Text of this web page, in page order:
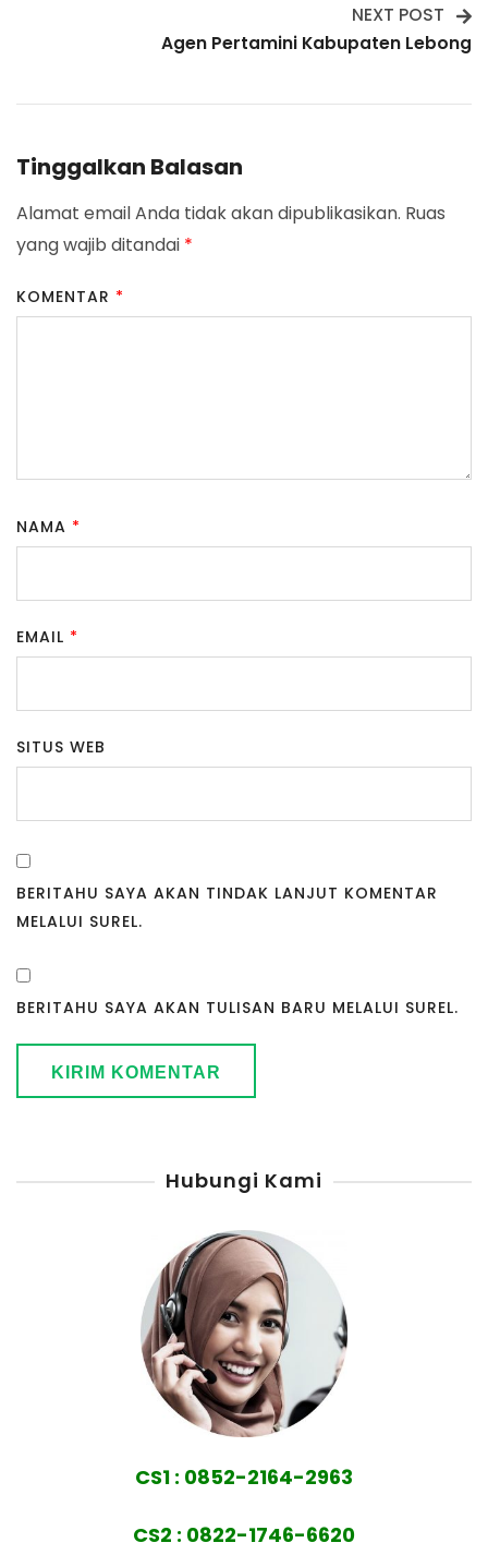
NEXT POST
Agen Pertamini Kabupaten Lebong
Tinggalkan Balasan
Alamat email Anda tidak akan dipublikasikan. Ruas
yang wajib ditandai *
KOMENTAR *
NAMA *
EMAIL *
SITUS WEB
BERITAHU SAYA AKAN TINDAK LANJUT KOMENTAR
MELALUI SUREL.
BERITAHU SAYA AKAN TULISAN BARU MELALUI SUREL.
Hubungi Kami
CS1 : 0852-2164-2963
CS2 : 0822-1746-6620